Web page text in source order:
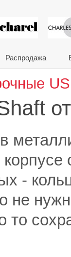
Распродажа
от
-
не
то